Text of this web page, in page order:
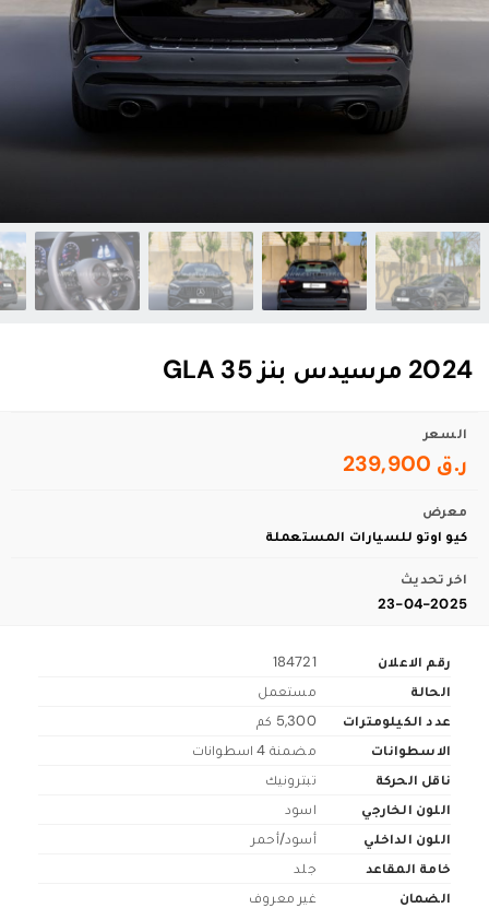
2024 مرسيدس بنز GLA 35
السعر
ر.ق 239,900
معرض
كيو اوتو للسيارات المستعملة
اخر تحديث
23-04-2025
رقم الاعلان
184721
الحالة
مستعمل
عدد الكيلومترات
5,300 كم
الاسطوانات
مضمنة 4 اسطوانات
ناقل الحركة
تبترونيك
اللون الخارجي
اسود
اللون الداخلي
أسود/أحمر
خامة المقاعد
جلد
الضمان
غير معروف